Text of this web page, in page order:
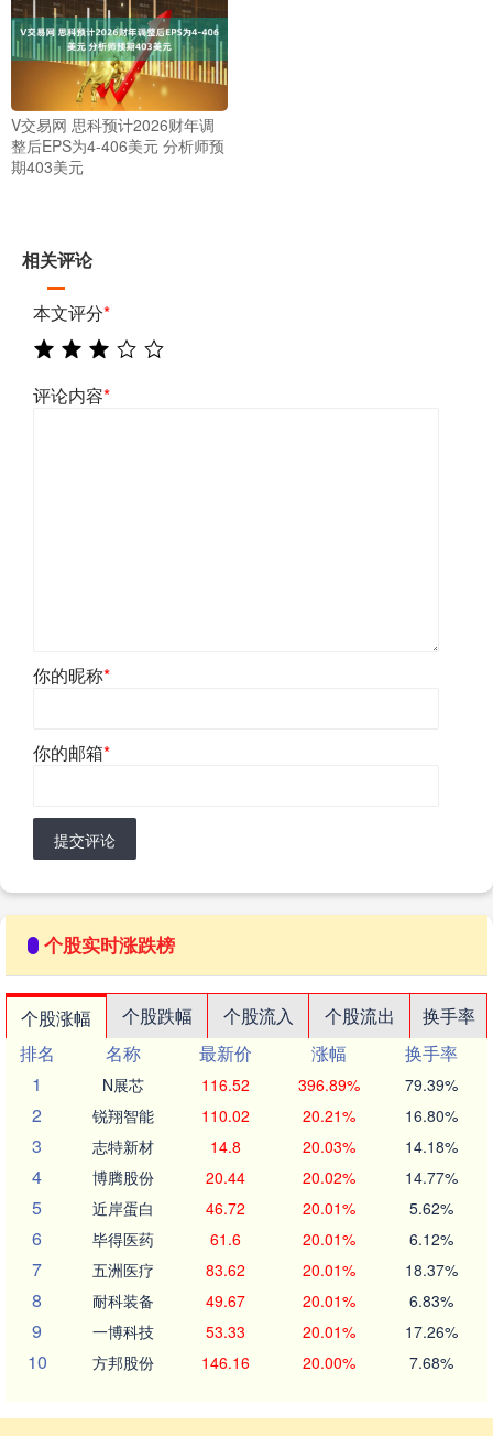
V交易网 思科预计2026财年调
整后EPS为4-406美元 分析师预
期403美元
相关评论
本文评分*
评论内容*
你的昵称*
你的邮箱*
提交评论
个股实时涨跌榜
个股涨幅 个股跌幅 个股流入 个股流出
换手率
排名
名称 最新价 涨幅
换手率
1
N展芯 116.52 396.89% 79.39%
2 锐翔智能 110.02 20.21% 16.80%
3 志特新材 14.8 20.03% 14.18%
4 博腾股份 20.44 20.02% 14.77%
5 近岸蛋白 46.72 20.01% 5.62%
6 毕得医药 61.6 20.01% 6.12%
7 五洲医疗 83.62 20.01% 18.37%
8 耐科装备 49.67 20.01% 6.83%
9 一博科技 53.33 20.01% 17.26%
10 方邦股份 146.16 20.00% 7.68%